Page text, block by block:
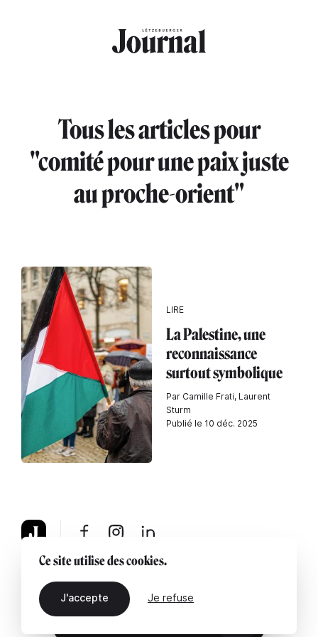
Tous les articles pour
"comité pour une paix juste
au proche-orient"
LIRE
La Palestine, une
reconnaissance
surtout symbolique
Par Camille Frati, Laurent
Sturm
Publié le 10 déc. 2025
À propos Mentions légales Contactez-nous
Ce site utilise des cookies.
J'accepte Je refuse